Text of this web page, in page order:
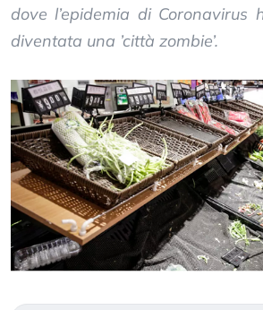
dove l’epidemia di Coronavirus
diventata una ’città zombie’.